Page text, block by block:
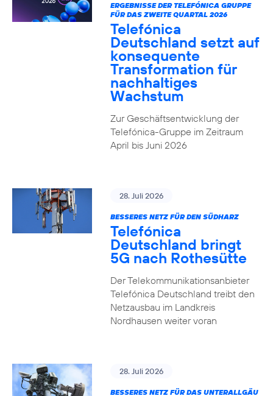
ERGEBNISSE DER TELEFÓNICA GRUPPE
FÜR DAS ZWEITE QUARTAL 2026
Telefónica
Deutschland setzt auf
konsequente
Transformation für
nachhaltiges
Wachstum
Zur Geschäftsentwicklung der
Telefónica-Gruppe im Zeitraum
April bis Juni 2026
28. Juli 2026
BESSERES NETZ FÜR DEN SÜDHARZ
Telefónica
Deutschland bringt
5G nach Rothesütte
Der Telekommunikationsanbieter
Telefónica Deutschland treibt den
Netzausbau im Landkreis
Nordhausen weiter voran
28. Juli 2026
BESSERES NETZ FÜR DAS UNTERALLGÄU